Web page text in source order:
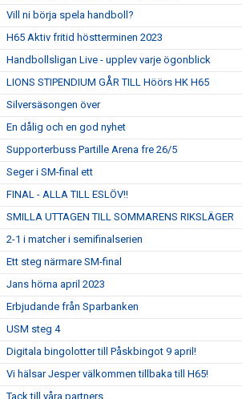
Vill ni börja spela handboll?
H65 Aktiv fritid höstterminen 2023
Handbollsligan Live - upplev varje ögonblick
LIONS STIPENDIUM GÅR TILL Höörs HK H65
Silversäsongen över
En dålig och en god nyhet
Supporterbuss Partille Arena fre 26/5
Seger i SM-final ett
FINAL - ALLA TILL ESLÖV!!
SMILLA UTTAGEN TILL SOMMARENS RIKSLÄGER
2-1 i matcher i semifinalserien
Ett steg närmare SM-final
Jans hörna april 2023
Erbjudande från Sparbanken
USM steg 4
Digitala bingolotter till Påskbingot 9 april!
Vi hälsar Jesper välkommen tillbaka till H65!
Tack till våra partners